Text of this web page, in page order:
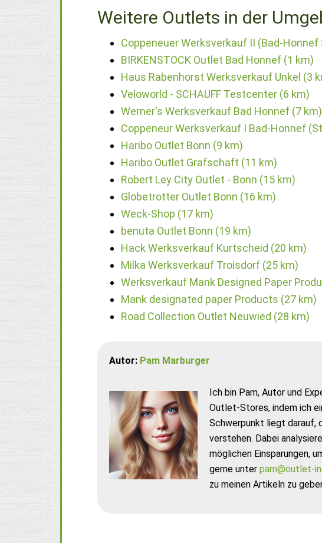
Weitere Outlets in der
Coppeneuer Werksverkauf II (Bad-Honnef
BIRKENSTOCK Outlet Bad Honnef (1 km)
Haus Rabenhorst Werksverkauf Unkel (3
Veloworld - SCHAUFF Testcenter (6 km)
Werner's Werksverkauf Bad Honnef (7 km)
Coppeneur Werksverkauf I Bad-Honnef
Haribo Outlet Bonn (9 km)
Haribo Outlet Grafschaft (11 km)
Robert Ley City Outlet - Bonn (15 km)
Globetrotter Outlet Bonn (16 km)
Weck-Shop (17 km)
benuta Outlet Bonn (19 km)
Hack Werksverkauf Kurtscheid (20 km)
Milka Werksverkauf Troisdorf (25 km)
Werksverkauf Mank Designed Paper
Mank designated paper Products (27 km)
Road Collection Outlet Neuwied (28 km)
Autor: Pam Marburger
Ich bin Pam, Autor und
Outlet-Stores, indem ich
Schwerpunkt liegt darauf,
verstehen. Dabei
möglichen Einsparungen,
gerne unter pam@outlet-
zu meinen Artikeln zu